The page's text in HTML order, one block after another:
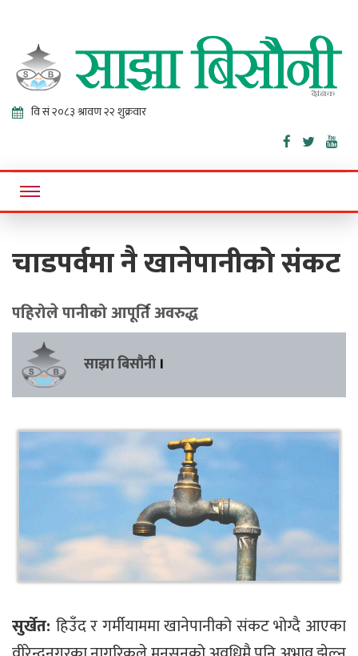
Sajha
Bisaunee
Online News Portal
चाडपर्वमा नै खानेपानीको संकट
पहिरोले पानीको आपूर्ति अवरुद्ध
साझा बिसौनी ।
सुर्खेत: हिउँद र गर्मीयाममा खानेपानीको संकट भोग्दै आएका